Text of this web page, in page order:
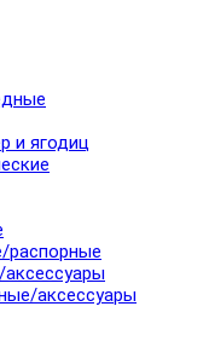
и ягодиц
распорные
аксессуары